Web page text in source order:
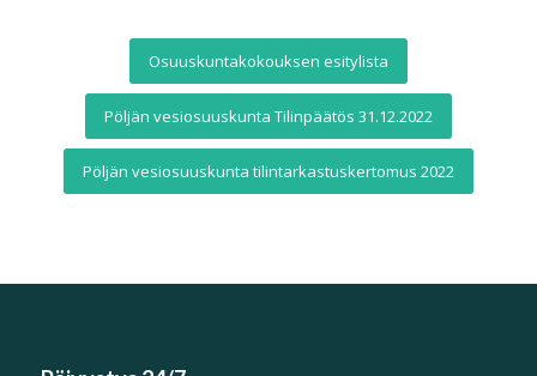
Osuuskuntakokouksen esitylista
Pöljän vesiosuuskunta Tilinpäätös 31.12.2022
Pöljän vesiosuuskunta tilintarkastuskertomus 2022